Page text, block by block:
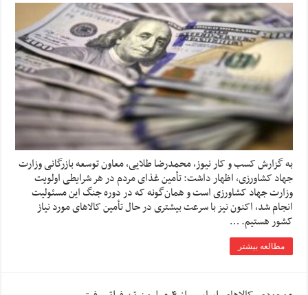
به گزارش کسب و کار نیوز، محمدرضا طلایی، معاون توسعه بازرگانی وزارت
جهاد کشاورزی، اظهار داشت: تأمین غذای مردم در هر شرایطی اولویت
وزارت جهاد کشاورزی است و همان‌گونه که در دوره جنگ این مسئولیت
انجام شد، اکنون نیز با سرعت بیشتری در حال تأمین کالاهای مورد نیاز
کشور هستیم. …
مطالعه بیشتر